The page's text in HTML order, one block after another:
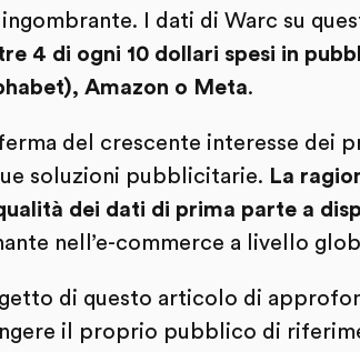
I dati di Warc su
4 di ogni 10 dollari spesi in
Amazon o Meta.
del crescente interesse dei
soluzioni pubblicitarie. La
dei dati di prima parte a
nell’e-commerce a livello
di questo articolo di
il proprio pubblico di